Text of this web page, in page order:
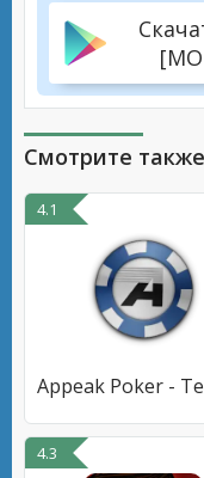
Смотрите
4.1
4.3